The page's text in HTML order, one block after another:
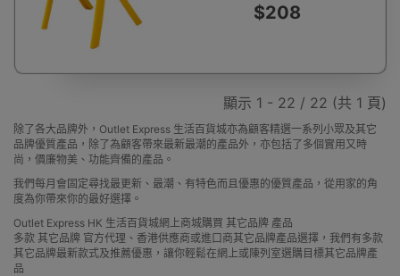
$208
顯示 1 - 22 / 22 (共 1 頁)
除了各大品牌外，Outlet Express 生活百貨城亦為顧客精選一系列小眾及其它
品牌優質產品，除了為顧客帶來最新最潮的產品外，亦包括了多個實用又時
尚，價廉物美、功能齊備的產品。
我們每月會固定尋找最更新、最潮、有特色而且優惠的優質產品，從用家的角
度為你帶來你的最好選擇。
Outlet Express HK 生活百貨城網上商城購買 其它品牌 產品
多款 其它品牌 官方代理、香港供應商或進口商其它品牌產品選擇，我們有多款
其它品牌最新款式及推薦優惠，讓你輕鬆在網上或陳列室選購目標其它品牌產
品